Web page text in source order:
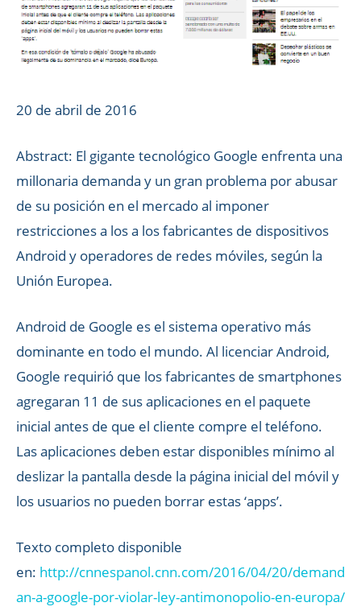
20 de abril de 2016
Abstract: El gigante tecnológico Google enfrenta una
millonaria demanda y un gran problema por abusar
de su posición en el mercado al imponer
restricciones a los a los fabricantes de dispositivos
Android y operadores de redes móviles, según la
Unión Europea.
Android de Google es el sistema operativo más
dominante en todo el mundo. Al licenciar Android,
Google requirió que los fabricantes de smartphones
agregaran 11 de sus aplicaciones en el paquete
inicial antes de que el cliente compre el teléfono.
Las aplicaciones deben estar disponibles mínimo al
deslizar la pantalla desde la página inicial del móvil y
los usuarios no pueden borrar estas ‘apps’.
Texto completo disponible
en: http://cnnespanol.cnn.com/2016/04/20/demand
an-a-google-por-violar-ley-antimonopolio-en-europa/